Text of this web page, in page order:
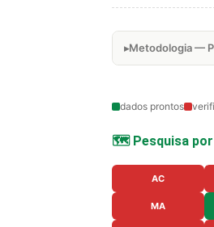
Metodologia —
dados prontos
🗺️ Pesquisa por
AC
MA